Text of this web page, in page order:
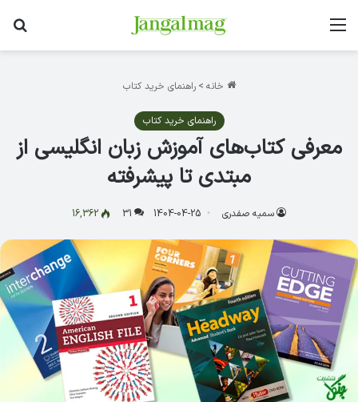
منو
خانه > راهنمای خرید کتاب
راهنمای خرید کتاب
معرفی کتاب‌های آموزش زبان انگلیسی از
مبتدی تا پیشرفته
سمیه صفدری 1404-04-25
31
16,362